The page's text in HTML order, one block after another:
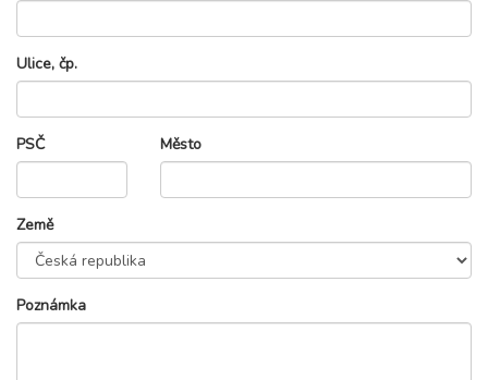
Ulice, čp.
PSČ Město
Země
Poznámka